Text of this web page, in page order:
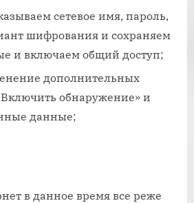
сетевое имя, пароль,
шифрования и сохраняем
и включаем общий доступ;
дополнительных
обнаружение» и
данные;
в данное время все реже